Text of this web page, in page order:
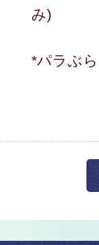
み)
*パラぶ